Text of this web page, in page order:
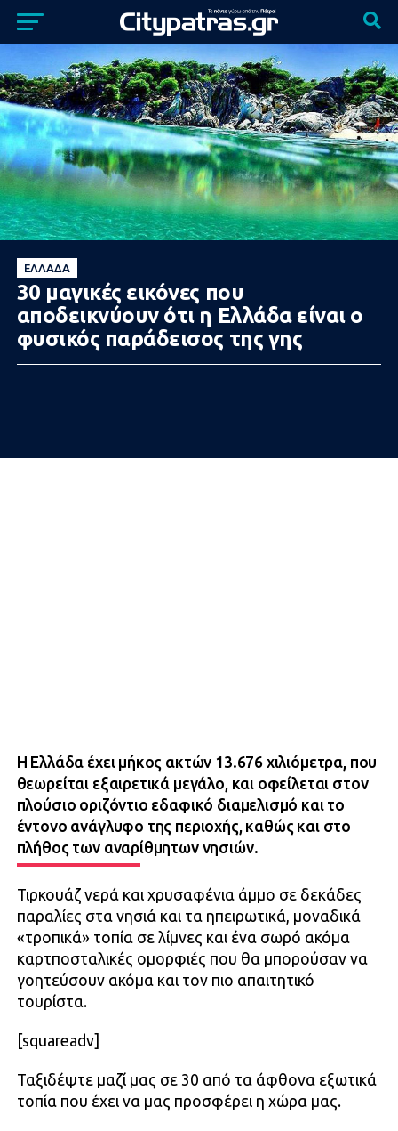
ΕΛΛΆΔΑ
30 μαγικές εικόνες που
αποδεικνύουν ότι η Ελλάδα είναι ο
φυσικός παράδεισος της γης
Η Ελλάδα έχει μήκος ακτών 13.676 χιλιόμετρα, που
θεωρείται εξαιρετικά μεγάλο, και οφείλεται στον
πλούσιο οριζόντιο εδαφικό διαμελισμό και το
έντονο ανάγλυφο της περιοχής, καθώς και στο
πλήθος των αναρίθμητων νησιών.
Τιρκουάζ νερά και χρυσαφένια άμμο σε δεκάδες
παραλίες στα νησιά και τα ηπειρωτικά, μοναδικά
«τροπικά» τοπία σε λίμνες και ένα σωρό ακόμα
καρτποσταλικές ομορφιές που θα μπορούσαν να
γοητεύσουν ακόμα και τον πιο απαιτητικό
τουρίστα.
[squareadv]
Ταξιδέψτε μαζί μας σε 30 από τα άφθονα εξωτικά
τοπία που έχει να μας προσφέρει η χώρα μας.